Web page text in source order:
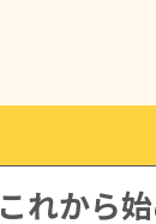
これから